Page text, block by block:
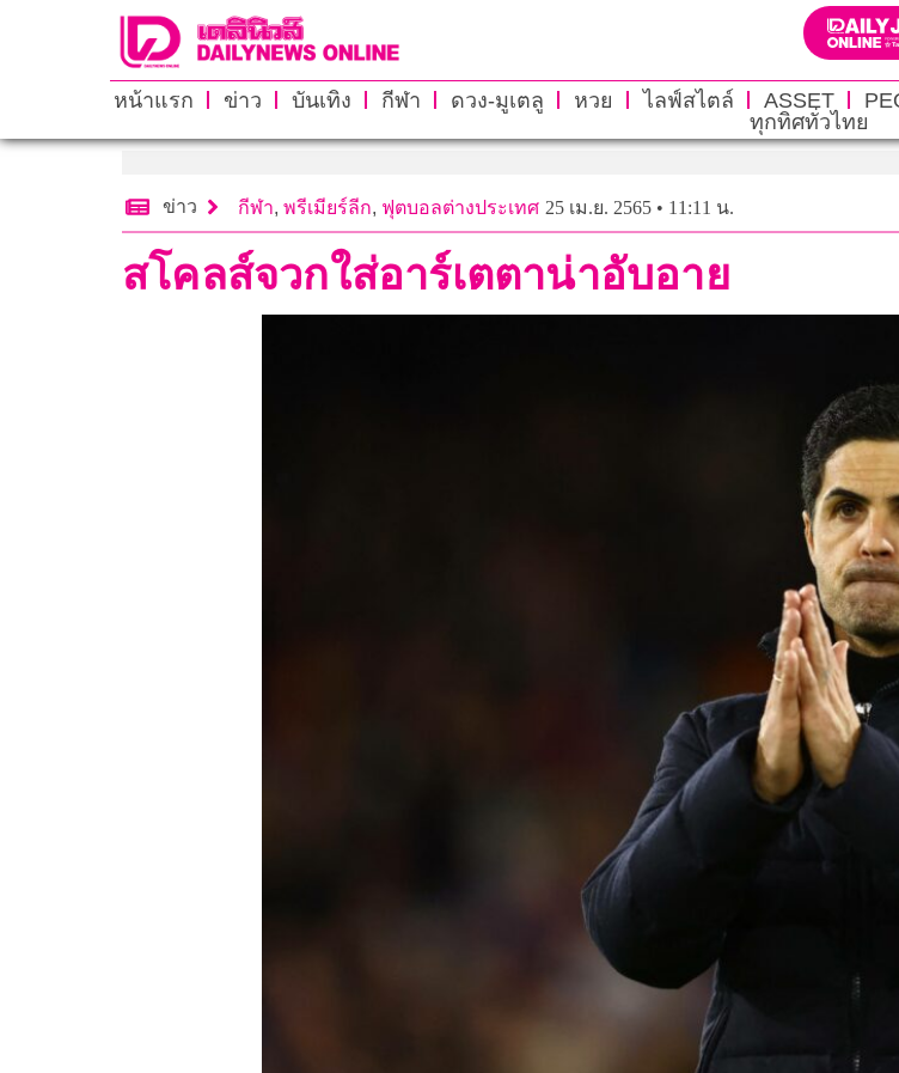
หน้าแรก ข่าว บันเทิง กีฬา ดวง-มูเตลู หวย ไลฟ์สไตล์ ASSET
ทุกทิศทั่วไทย
ข่าว กีฬา, พรีเมียร์ลีก, ฟุตบอลต่างประเทศ 25 เม.ย. 2565 • 11:11 น.
สโคลส์จวกใส่อาร์เตตาน่าอับอาย